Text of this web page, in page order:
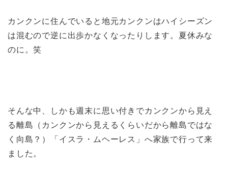
カンクンに住んでいると地元カンクンはハイシーズン
は混むので逆に出歩かなくなったりします。夏休みな
のに。笑
そんな中、しかも週末に思い付きでカンクンから見え
る離島（カンクンから見えるくらいだから離島ではな
く向島？）「イスラ・ムヘーレス」へ家族で行って来
ました。